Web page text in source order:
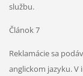
službu.
Článok 7
Reklamácie sa
anglickom jazyku.